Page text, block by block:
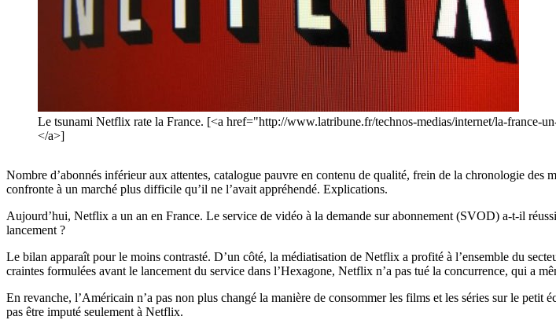
Le tsunami Netflix rate la France. [<a href="http://www.latribune.fr/technos-medias/internet/la-
</a>]
Nombre d’abonnés inférieur aux attentes, catalogue pauvre en contenu de qualité, frein de la chronologie
confronte à un marché plus difficile qu’il ne l’avait appréhendé. Explications.
Aujourd’hui, Netflix a un an en France. Le service de vidéo à la demande sur abonnement (SVOD) a-t-il
lancement ?
Le bilan apparaît pour le moins contrasté. D’un côté, la médiatisation de Netflix a profité à l’ensemble du
craintes formulées avant le lancement du service dans l’Hexagone, Netflix n’a pas tué la concurrence, qui a
En revanche, l’Américain n’a pas non plus changé la manière de consommer les films et les séries sur le
pas être imputé seulement à Netflix.